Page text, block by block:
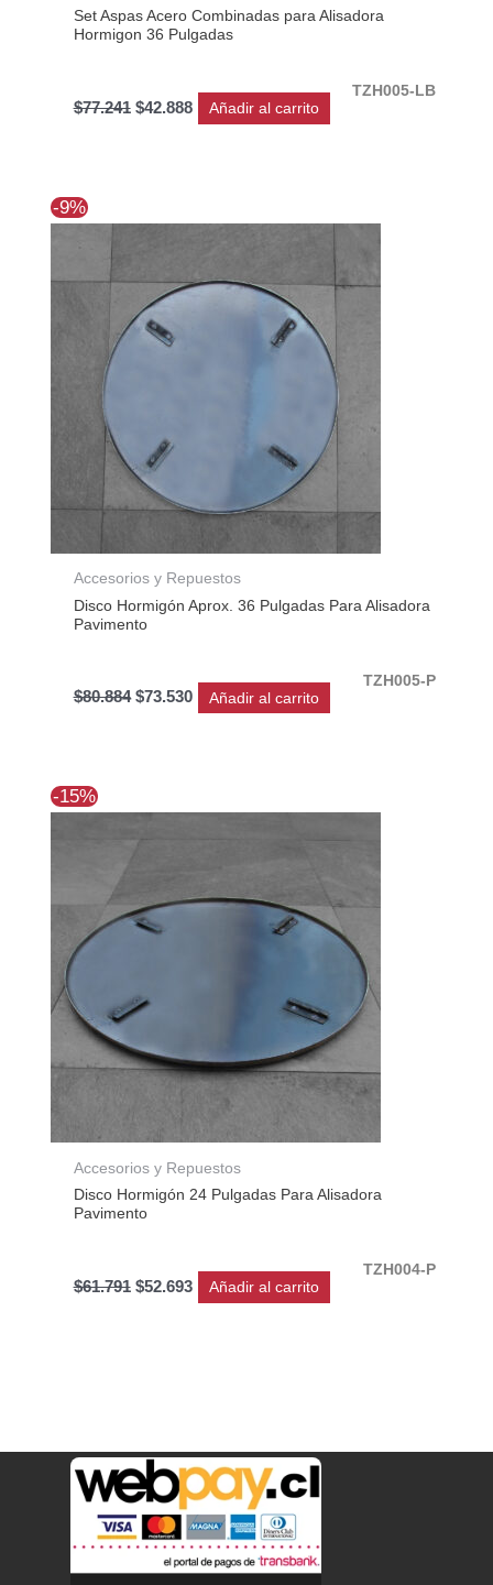
Set Aspas Acero Combinadas para Alisadora
Hormigon 36 Pulgadas
TZH005-LB
$77.241 $42.888 Añadir al carrito
-9%
Accesorios y Repuestos
Disco Hormigón Aprox. 36 Pulgadas Para Alisadora
Pavimento
TZH005-P
$80.884
precio
$80.884.
$73.530
precio
$73.530.
Añadir al carrito
-15%
Accesorios y Repuestos
Disco Hormigón 24 Pulgadas Para Alisadora
Pavimento
TZH004-P
$61.791
precio
$52.693
precio
Añadir al carrito